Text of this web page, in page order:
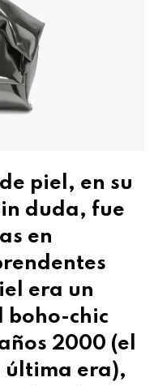
piel, en su
duda, fue
en
era un
boho-chic
2000 (el
última era),